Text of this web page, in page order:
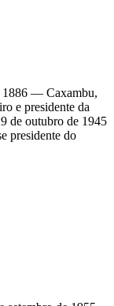
1886 — Caxambu,
e presidente da
de outubro de 1945
presidente do